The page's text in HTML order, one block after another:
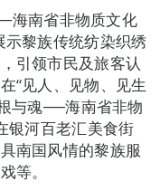
海南省非物质文化
示黎族传统纺染织绣
引领市民及旅客认
“见人、见物、见生
与魂──海南省非物
银河百老汇美食街
南国风情的黎族服
等。